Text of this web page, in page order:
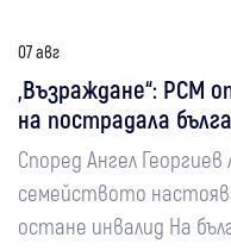
07 авг
„Възраждане“: РСМ
на пострадала
Според Ангел
семейството
остане инвалид На